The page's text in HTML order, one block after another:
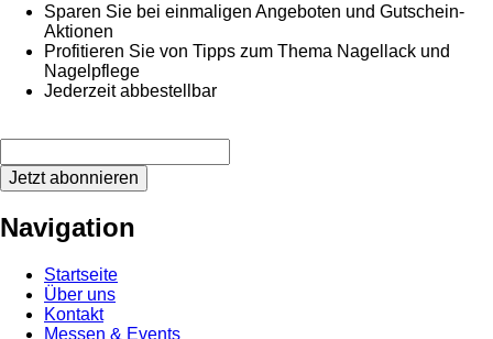
Sparen Sie bei einmaligen Angeboten und Gutschein-
Aktionen
Profitieren Sie von Tipps zum Thema Nagellack und
Nagelpflege
Jederzeit abbestellbar
Jetzt abonnieren
Navigation
Startseite
Über uns
Kontakt
Messen & Events